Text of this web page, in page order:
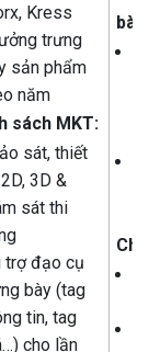
Kress
trưng
sản phẩm
năm
sách MKT:
sát, thiết
3D &
sát thi
trợ đạo cụ
bày (tag
tin, tag
cho lần
bày: